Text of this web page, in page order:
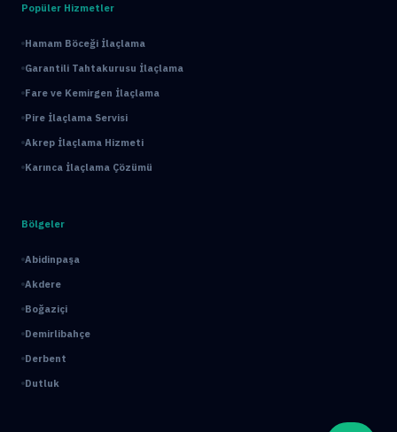
Popüler Hizmetler
Hamam Böceği İlaçlama
Garantili Tahtakurusu İlaçlama
Fare ve Kemirgen İlaçlama
Pire İlaçlama Servisi
Akrep İlaçlama Hizmeti
Karınca İlaçlama Çözümü
Bölgeler
Abidinpaşa
Akdere
Boğaziçi
Demirlibahçe
Derbent
Dutluk